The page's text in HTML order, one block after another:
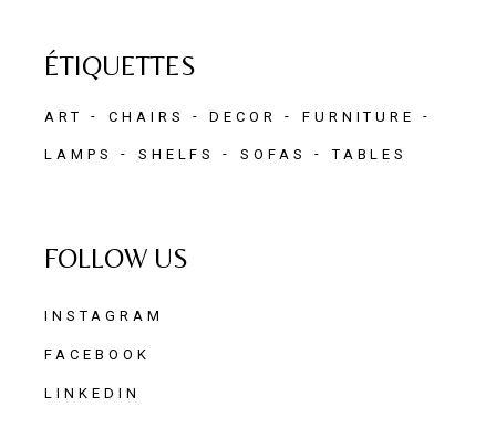
ÉTIQUETTES
ART CHAIRS DECOR FURNITURE
LAMPS SHELFS SOFAS TABLES
FOLLOW US
INSTAGRAM
FACEBOOK
LINKEDIN